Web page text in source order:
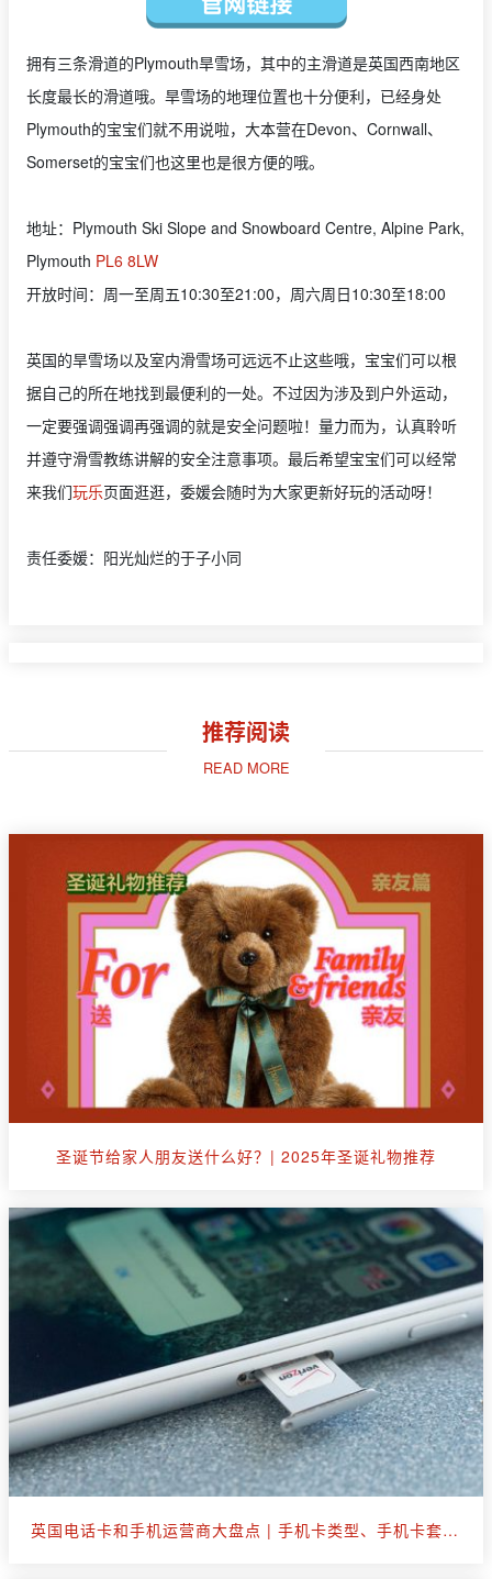
拥有三条滑道的Plymouth旱雪场，其中的主滑道是英国西南地区
长度最长的滑道哦。旱雪场的地理位置也十分便利，已经身处
Plymouth的宝宝们就不用说啦，大本营在Devon、Cornwall、
Somerset的宝宝们也这里也是很方便的哦。
地址：Plymouth Ski Slope and Snowboard Centre, Alpine Park,
Plymouth PL6 8LW
开放时间：周一至周五10:30至21:00，周六周日10:30至18:00
英国的旱雪场以及室内滑雪场可远远不止这些哦，宝宝们可以根
据自己的所在地找到最便利的一处。不过因为涉及到户外运动，
一定要强调强调再强调的就是安全问题啦！量力而为，认真聆听
并遵守滑雪教练讲解的安全注意事项。最后希望宝宝们可以经常
来我们玩乐页面逛逛，委媛会随时为大家更新好玩的活动呀！
责任委媛：阳光灿烂的于子小同
推荐阅读
READ MORE
圣诞节给家人朋友送什么好？| 2025年圣诞礼物推荐
英国电话卡和手机运营商大盘点 | 手机卡类型、手机卡套餐选购